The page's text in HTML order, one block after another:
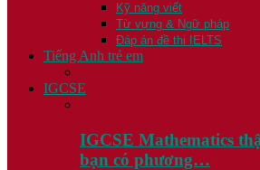
Kỹ năng viết
Từ vựng & Ngữ pháp
Đáp án đề thi IELTS
Tiếng Anh trẻ em
IGCSE
IGCSE Mathematics
bạn có phương…